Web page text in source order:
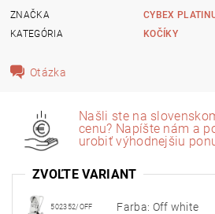
ZNAČKA
KATEGÓRIA
KOČÍKY
Otázka
Našli ste na
cenu? Napíšte nám a
urobiť výhodnejšiu
ZVOĽTE VARIANT
502352/OFF Farba: Off white